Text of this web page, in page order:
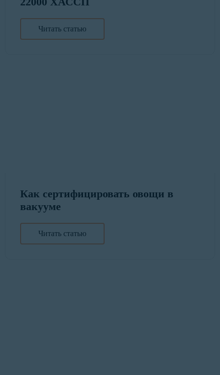
Читать статью
Как сертифицировать овощи в
вакууме
Читать статью